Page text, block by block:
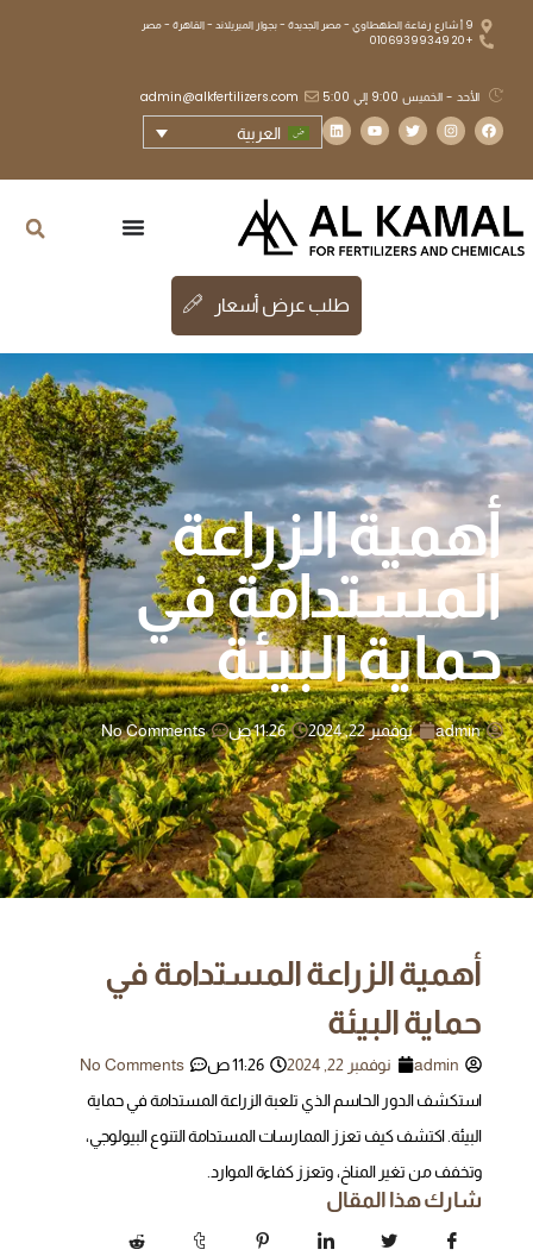
9 أ شارع رفاعة الطهطاوي - مصر الجديدة - بجوار الميريلاند - القاهرة - مصر
+20 01069399349
الأحد - الخميس 9:00 إلي 5:00 admin@alkfertilizers.com
العربية
طلب عرض أسعار
أهمية الزراعة
المستدامة في
حماية البيئة
admin نوفمبر 22, 2024 11:26 ص No Comments
أهمية الزراعة المستدامة في
حماية البيئة
admin نوفمبر 22, 2024 11:26 ص
No Comments
استكشف الدور الحاسم الذي تلعبة الزراعة المستدامة في حماية
البيئة. اكتشف كيف تعزز الممارسات المستدامة التنوع البيولوجي،
وتخفف من تغير المناخ، وتعزز كفاءة الموارد.
شارك هذا المقال